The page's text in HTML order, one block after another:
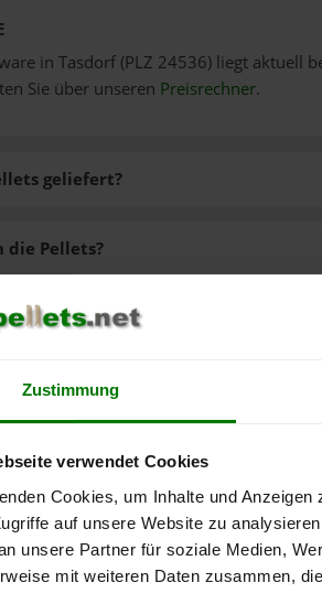
Zustimmung
verwendet Cookies
Cookies, um Inhalte und
auf unsere Website zu
unsere Partner für soziale Medien,
mit weiteren Daten zusammen,
in Tasdorf (PLZ 24536) liegt aktuell
Sie über unseren Preisrechner.
geliefert?
es?
Pellets?
der Pellets?